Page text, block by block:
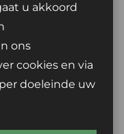
u akkoord
ons
cookies en via
doeleinde uw